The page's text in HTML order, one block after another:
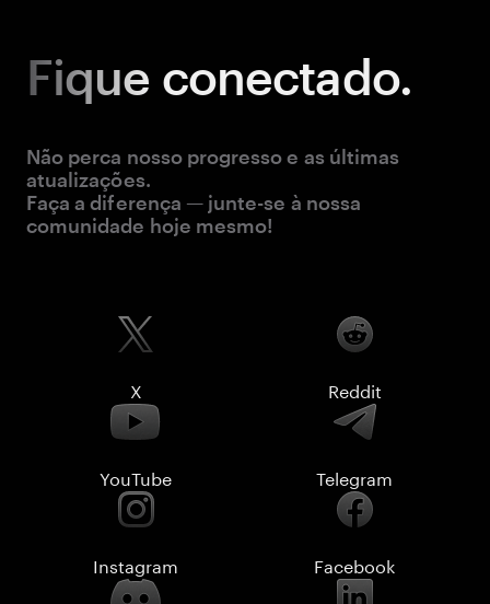
Fique conectado.
Não perca nosso progresso e as últimas
atualizações.
Faça a diferença — junte-se à nossa
comunidade hoje mesmo!
X Reddit
YouTube Telegram
Instagram Facebook